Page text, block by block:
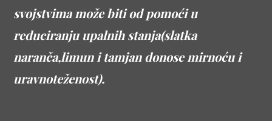
svojstvima može biti od pomoći u
reduciranju upalnih stanja(slatka
naranča,limun i tamjan donose mirnoću i
uravnoteženost).